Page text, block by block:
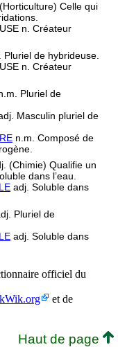
Celle qui
n. Créateur
Pluriel de hybrideuse.
n. Créateur
Pluriel de
Masculin pluriel de
n.m. Composé de
(Chimie) Qualifie un
dans l’eau.
adj. Soluble dans
Pluriel de
adj. Soluble dans
officiel du
et de
Haut de page